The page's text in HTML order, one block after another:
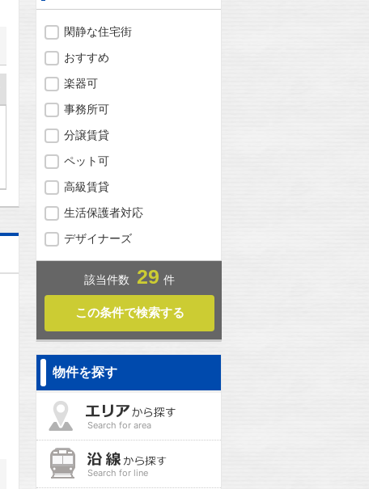
お問合わせ
閑静な住宅街
おすすめ
楽器可
事務所可
分譲賃貸
ペット可
高級賃貸
生活保護者対応
デザイナーズ
該当件数 29 件
物件を探す
Search for area
Search for line